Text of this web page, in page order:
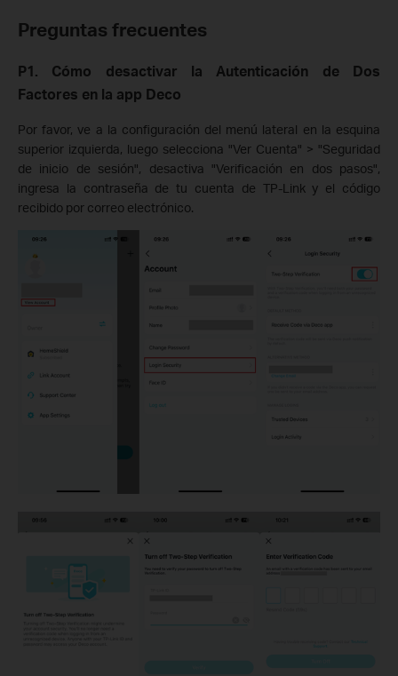
Preguntas frecuentes
P1. Cómo desactivar la Autenticación de Dos
Factores en la app Deco
Por favor, ve a la configuración del menú lateral en la esquina
superior izquierda, luego selecciona "Ver Cuenta" > "Seguridad
de inicio de sesión", desactiva "Verificación en dos pasos",
ingresa la contraseña de tu cuenta de TP-Link y el código
recibido por correo electrónico.